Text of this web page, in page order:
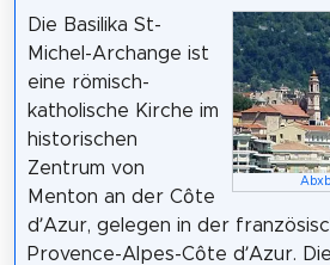
Die Basilika St-
Michel-Archange ist
eine römisch-
katholische Kirche im
historischen
Zentrum von
Menton an der Côte
d’Azur, gelegen in der
Provence-Alpes-Côte d’Azur.